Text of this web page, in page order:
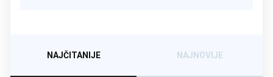
NAJČITANIJE NAJNOVIJE